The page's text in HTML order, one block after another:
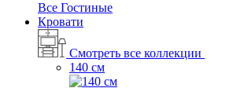
Все Гостиные
Кровати
Смотреть все коллекции
140 см